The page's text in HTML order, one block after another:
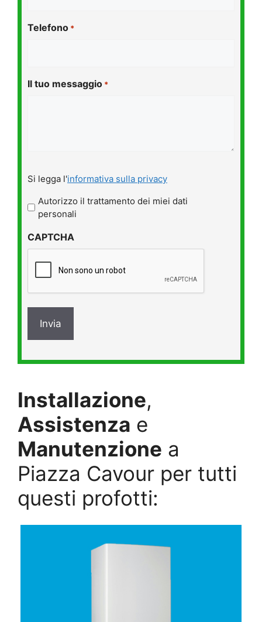
Telefono *
Il tuo messaggio *
legga
l'informativa
sulla
*
Si legga l'informativa sulla privacy
Autorizzo il trattamento dei miei dati
personali
CAPTCHA
Installazione,
Assistenza e
Manutenzione a
Piazza Cavour per tutti
questi profotti: